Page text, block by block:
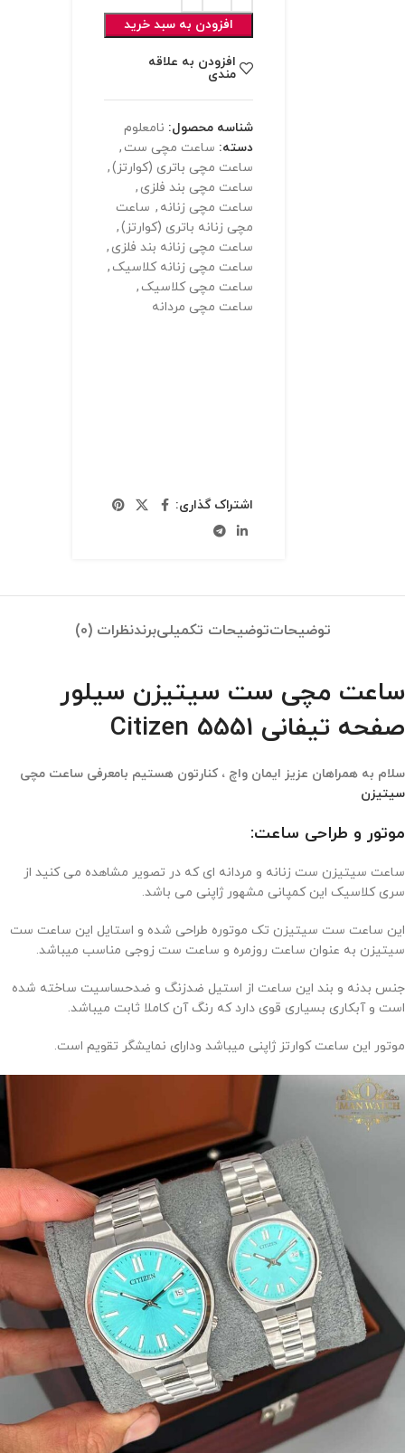
افزودن به سبد خرید
افزودن به علاقه
مندی
شناسه محصول: نامعلوم
دسته: ساعت مچی ست ,
ساعت مچی باتری (کوارتز),
ساعت مچی بند فلزی ,
ساعت مچی زنانه , ساعت
مچی زنانه باتری (کوارتز),
ساعت مچی زنانه بند فلزی ,
ساعت مچی زنانه کلاسیک ,
ساعت مچی کلاسیک ,
ساعت مچی مردانه
اشتراک گذاری:
توضیحاتتوضیحات تکمیلیبرندنظرات (0)
ساعت مچی ست سیتیزن سیلور
صفحه تیفانی Citizen 5551
سلام به همراهان عزیز ایمان واچ ، کنارتون هستیم بامعرفی ساعت مچی
سیتیزن
موتور و طراحی ساعت:
ساعت سیتیزن ست زنانه و مردانه ای که در تصویر مشاهده می کنید از
سری کلاسیک این کمپانی مشهور ژاپنی می باشد.
این ساعت ست سیتیزن تک موتوره طراحی شده و استایل این ساعت ست
سیتیزن به عنوان ساعت روزمره و ساعت ست زوجی مناسب میباشد.
جنس بدنه و بند این ساعت از استیل ضدزنگ و ضدحساسیت ساخته شده
است و آبکاری بسیاری قوی دارد که رنگ آن کاملا ثابت میباشد.
موتور این ساعت کوارتز ژاپنی میباشد ودارای نمایشگر تقویم است.